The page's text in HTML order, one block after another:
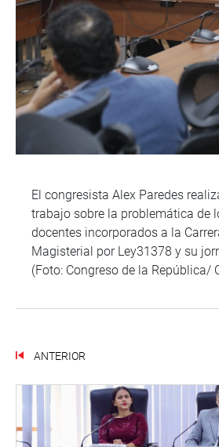
El congresista Alex Paredes
trabajo sobre la problemática de
docentes incorporados a la
Magisterial por Ley31378 y su
(Foto: Congreso de la República/
ANTERIOR